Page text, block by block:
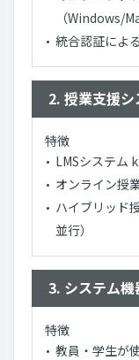
（Windows/
統合認証によ
2. 授業支援シ
特徴
LMSシステム
オンライン授
ハイブリッド
並行）
3. システム
特徴
教員・学生が